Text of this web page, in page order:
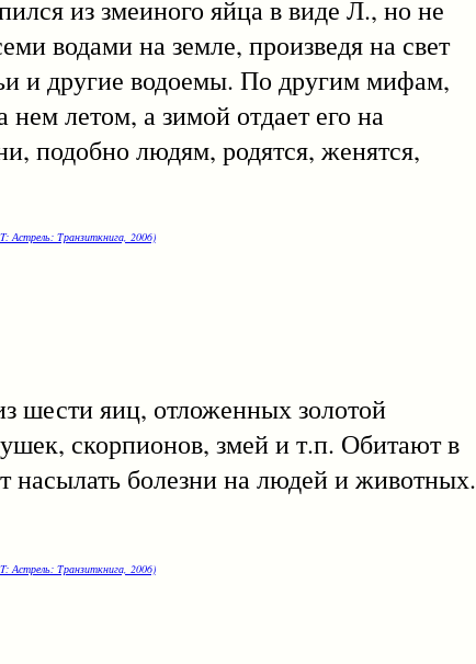
из змеиного яйца в виде Л., но не
водами на земле, произведя на свет
и другие водоемы. По другим мифам,
летом, а зимой отдает его на
подобно людям, родятся, женятся,
Астрель: Транзиткнига, 2006)
яиц, отложенных золотой
скорпионов, змей и т.п. Обитают в
насылать болезни на людей и животных.
Астрель: Транзиткнига, 2006)